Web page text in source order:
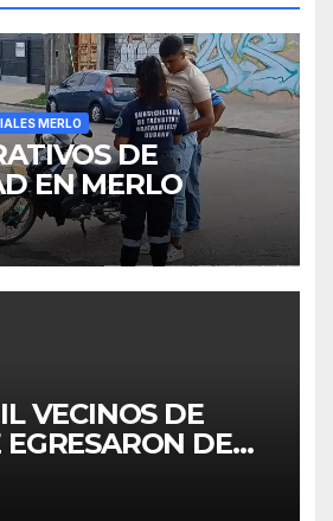
MERLO
DE
EN MERLO
VECINOS DE
EGRESARON DE